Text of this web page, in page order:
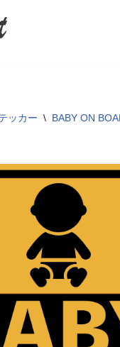
ッカー \ BABY ON